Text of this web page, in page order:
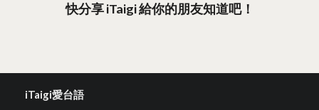
快分享 iTaigi 給你的朋友知道吧！
iTaigi愛台語